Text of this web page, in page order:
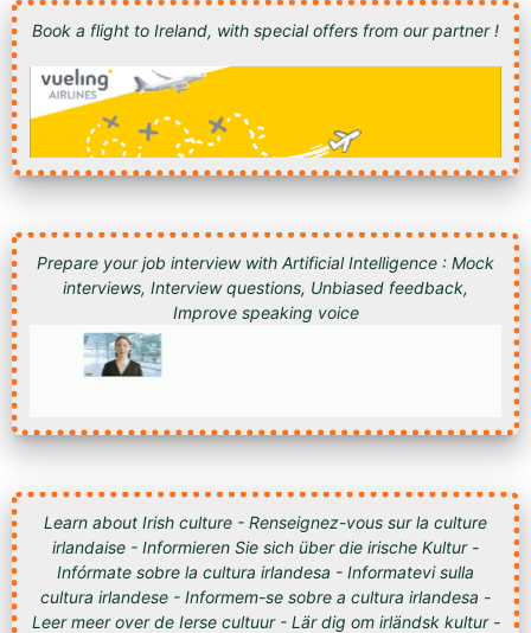
Book a flight to Ireland, with special offers from our partner !
Prepare your job interview with Artificial Intelligence : Mock
interviews, Interview questions, Unbiased feedback,
Improve speaking voice
Learn about Irish culture - Renseignez-vous sur la culture
irlandaise - Informieren Sie sich über die irische Kultur -
Infórmate sobre la cultura irlandesa - Informatevi sulla
cultura irlandese - Informem-se sobre a cultura irlandesa -
Leer meer over de Ierse cultuur - Lär dig om irländsk kultur -